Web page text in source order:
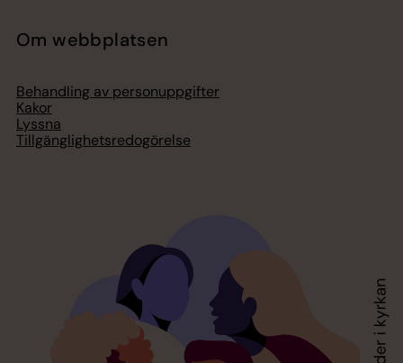
Om webbplatsen
Behandling av personuppgifter
Kakor
Lyssna
Tillgänglighetsredogörelse